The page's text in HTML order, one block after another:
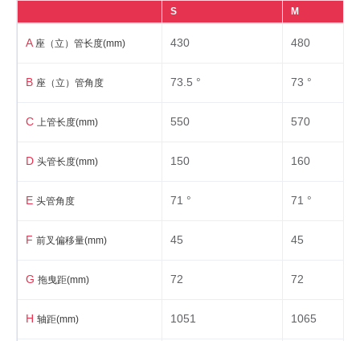
轮胎 700X32C AV 美式气嘴
其他
其他
标配泥除、铝合金货架、铝合金停车架、杯架
S M
A 座（立）管长度(mm) 430 480
B 座（立）管角度 73.5 ° 73 °
C 上管长度(mm) 550 570
D 头管长度(mm) 150 160
E 头管角度 71 ° 71 °
F 前叉偏移量(mm) 45 45
G 拖曳距(mm) 72 72
H 轴距(mm) 1051 1065